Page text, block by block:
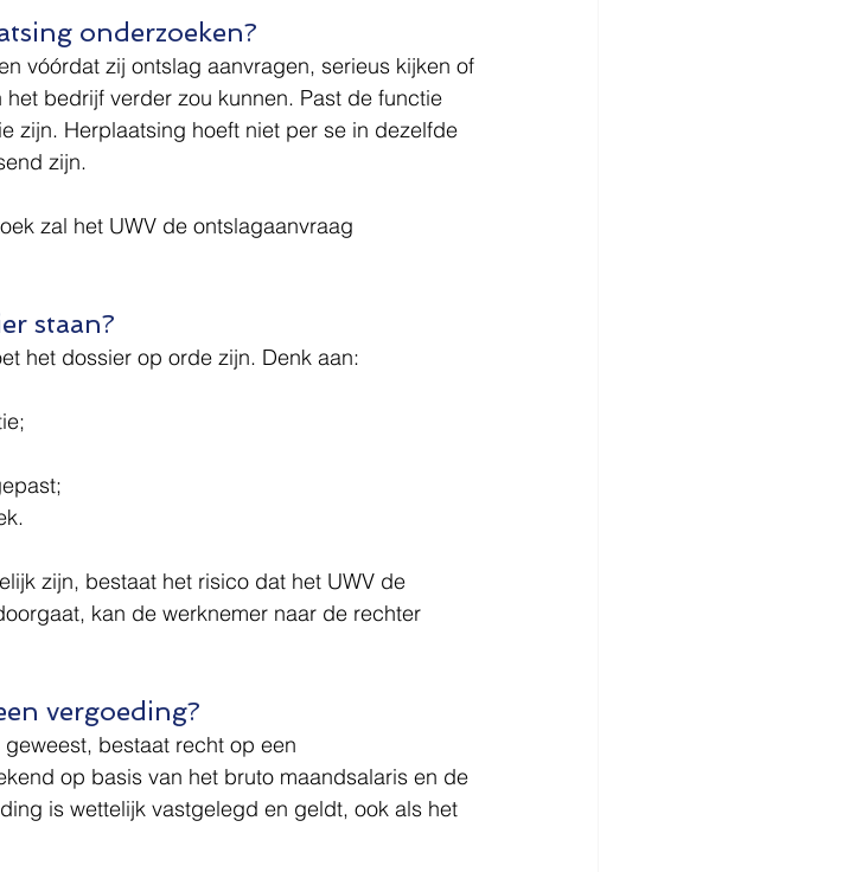
onderzoeken?
vóórdat zij ontslag aanvragen, serieus kijken of
bedrijf verder zou kunnen. Past de functie
zijn. Herplaatsing hoeft niet per se in dezelfde
zijn.
zal het UWV de ontslagaanvraag
staan?
het dossier op orde zijn. Denk aan:
zijn, bestaat het risico dat het UWV de
kan de werknemer naar de rechter
vergoeding?
bestaat recht op een
op basis van het bruto maandsalaris en de
is wettelijk vastgelegd en geldt, ook als het